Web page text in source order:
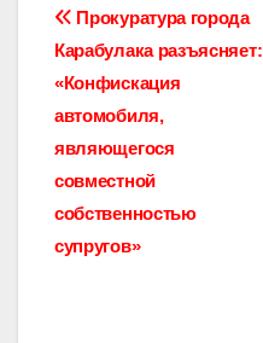
Навигация
по
записям
Прокуратура города
Карабулака разъясняет:
«Конфискация
автомобиля,
являющегося
совместной
собственностью
супругов»